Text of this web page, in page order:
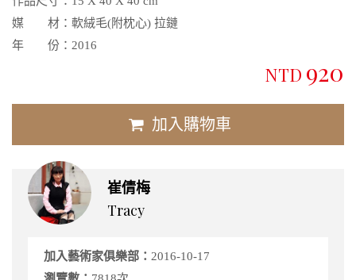
媒 材： 軟絨毛(附枕心) 拉鏈
年 份： 2016
NTD 920
加入購物車
崔倩梅
Tracy
加入藝術家俱樂部： 2016-10-17